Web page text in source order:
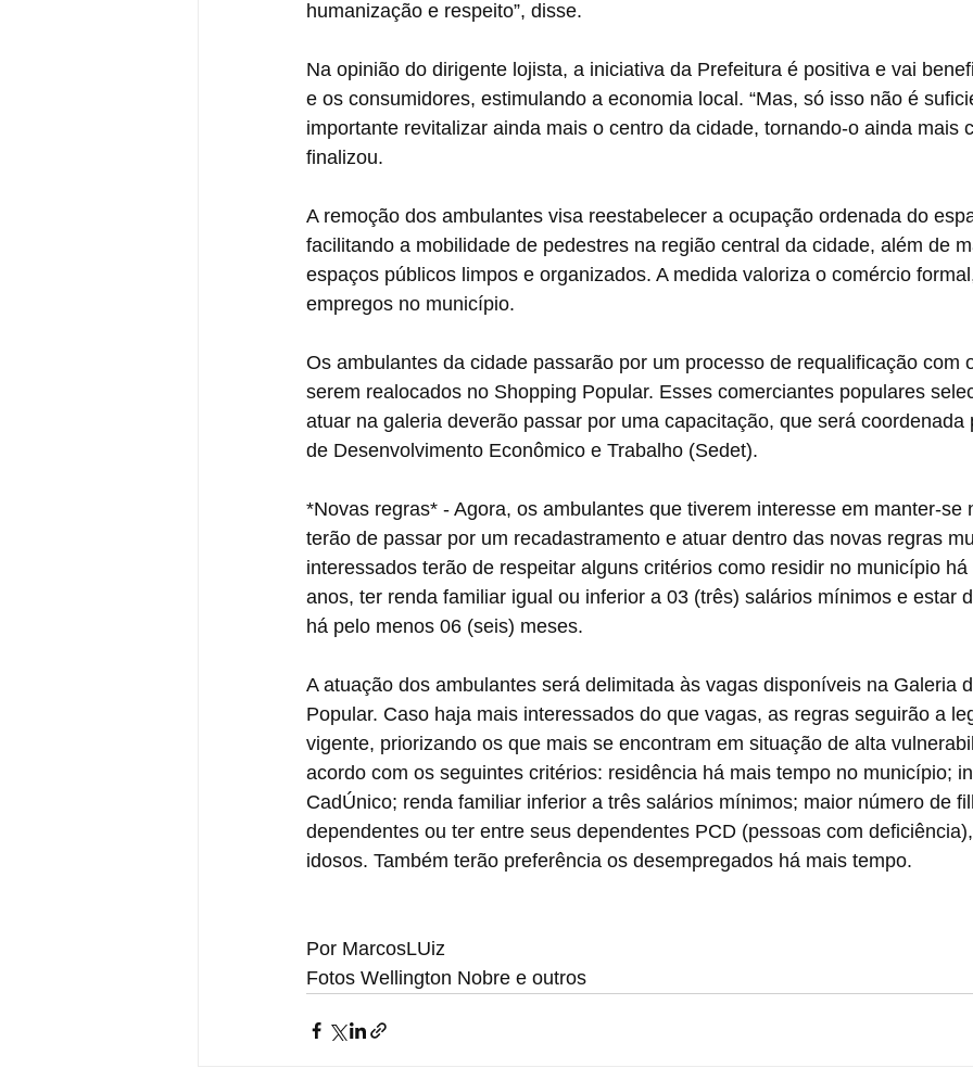
humanização e respeito”, disse.
Na opinião do dirigente lojista, a iniciativa da Prefeitura é positiva e vai
e os consumidores, estimulando a economia local. “Mas, só isso não é
importante revitalizar ainda mais o centro da cidade, tornando-o ainda mais
finalizou.
A remoção dos ambulantes visa reestabelecer a ocupação ordenada do
facilitando a mobilidade de pedestres na região central da cidade, além de
espaços públicos limpos e organizados. A medida valoriza o comércio
empregos no município.
Os ambulantes da cidade passarão por um processo de requalificação com
serem realocados no Shopping Popular. Esses comerciantes populares
atuar na galeria deverão passar por uma capacitação, que será
de Desenvolvimento Econômico e Trabalho (Sedet).
*Novas regras* - Agora, os ambulantes que tiverem interesse em manter-
terão de passar por um recadastramento e atuar dentro das novas regras
interessados terão de respeitar alguns critérios como residir no município
anos, ter renda familiar igual ou inferior a 03 (três) salários mínimos e estar
há pelo menos 06 (seis) meses.
A atuação dos ambulantes será delimitada às vagas disponíveis na Galeria
Popular. Caso haja mais interessados do que vagas, as regras seguirão a
vigente, priorizando os que mais se encontram em situação de alta
acordo com os seguintes critérios: residência há mais tempo no município;
CadÚnico; renda familiar inferior a três salários mínimos; maior número de
dependentes ou ter entre seus dependentes PCD (pessoas com
idosos. Também terão preferência os desempregados há mais tempo.
Por MarcosLUiz
Fotos Wellington Nobre e outros